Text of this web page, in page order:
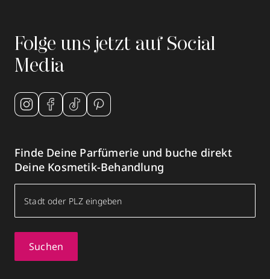
Folge uns jetzt auf Social
Media
Finde Deine Parfümerie und buche direkt
Deine Kosmetik-Behandlung
Suchen